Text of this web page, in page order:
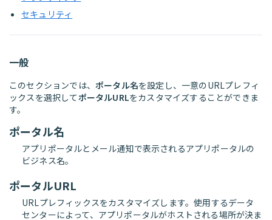
セキュリティ
一般
このセクションでは、 ポータル名を設定し、一意のURLプレフィ
ックスを選択してポータルURLをカスタマイズすることができま
す。
ポータル名
アプリポータルとメール通知で表示されるアプリポータルの
ビジネス名。
ポータルURL
URLプレフィックスをカスタマイズします。使用するデータ
センターによって、アプリポータルがホストされる場所が決ま